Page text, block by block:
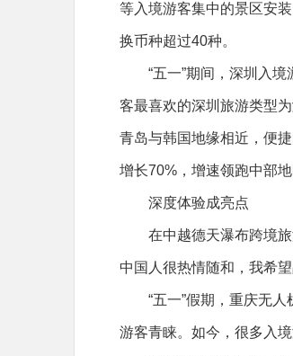
等入境游客集中的景区安
换币种超过40种。
“五一”期间，深圳入
客最喜欢的深圳旅游类型
青岛与韩国地缘相近，便
增长70%，增速领跑中部地
深度体验成亮点
在中越德天瀑布跨境
中国人很热情随和，我希
“五一”假期，重庆无
游客青睐。如今，很多入